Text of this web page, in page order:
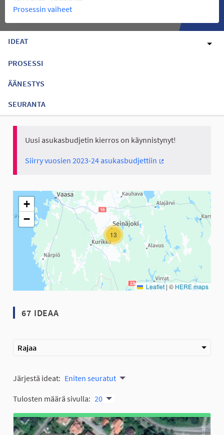
Prosessin vaiheet
IDEAT
PROSESSI
ÄÄNESTYS
SEURANTA
Uusi asukasbudjetin kierros on käynnistynyt!
Siirry vuosien 2023-24 asukasbudjettiin
Seuraavassa elementissä on kartta, joka esittää tämän
13
+
−
Leaflet | © HERE maps
67 IDEAA
Rajaa
Järjestä ideat: Eniten seuratut
Tulosten määrä sivulla: 20